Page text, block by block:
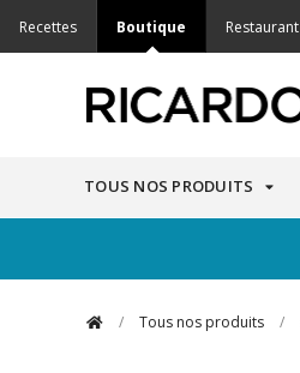
Recettes Boutique Restaurant
TOUS NOS PRODUITS
/ Tous nos produits /